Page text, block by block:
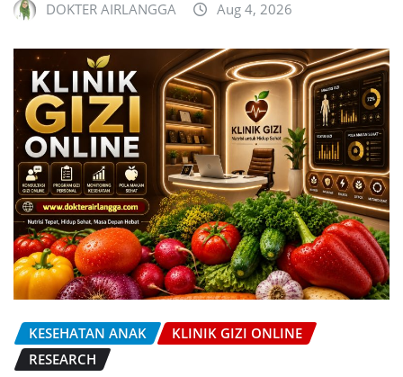
DOKTER AIRLANGGA Aug 4, 2026
KESEHATAN ANAK
KLINIK GIZI ONLINE
RESEARCH